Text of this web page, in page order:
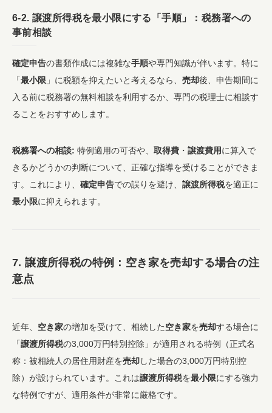
6-2. 譲渡所得税を最小限にする「手順」：税務署への
事前相談
確定申告の書類作成には複雑な手順や専門知識が伴います。特に
「最小限 」に税額を抑えたいと考えるなら、 売却後、申告期間に
入る前に税務署の無料相談を利用するか、専門の税理士に相談す
ることをおすすめします。
税務署への相談: 特例適用の可否や、 取得費 ・ 譲渡費用に算入で
きるかどうかの判断について、正確な指導を受けることができま
す。これにより、 確定申告での誤りを避け、 譲渡所得税を適正に
最小限に抑えられます。
7.譲渡所得税の特例： 空き家を売却する場合の注
意点
近年、 空き家の増加を受けて、相続した空き家を売却する場合に
「譲渡所得税の3,000万円特別控除」が適用される特例（正式名
称：被相続人の居住用財産を売却 した場合の3,000万円特別控
除）が設けられています。これは譲渡所得税を最小限にする強力
な特例ですが、適用条件が非常に厳格です。